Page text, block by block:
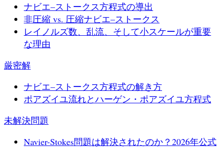
ナビエ–ストークス方程式の導出
非圧縮 vs. 圧縮ナビエ–ストークス
レイノルズ数、乱流、そして小スケールが重要
な理由
厳密解
ナビエ–ストークス方程式の解き方
ポアズイユ流れとハーゲン・ポアズイユ方程式
未解決問題
Navier-Stokes問題は解決されたのか？2026年公式